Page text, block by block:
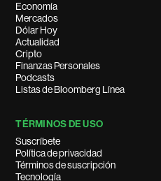
Economía
Mercados
Dólar Hoy
Actualidad
Cripto
Finanzas Personales
Podcasts
Listas de Bloomberg Línea
TÉRMINOS DE USO
Suscríbete
Política de privacidad
Términos de suscripción
Tecnología